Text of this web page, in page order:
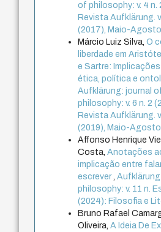
of philosophy: v. 4 n.
Revista Aufklärung.
(2017), Maio-Agosto
Márcio Luiz Silva,O
liberdade em
e Sartre:
ética, política e
Aufklärung: journal
philosophy: v. 6 n. 2
Revista Aufklärung.
(2019), Maio-Agosto
Affonso Henrique
Costa,Anotações
implicação entre
escrever,
philosophy: v. 11 n.
(2024): Filosofia e
Bruno Rafael
Oliveira,A Ideia De